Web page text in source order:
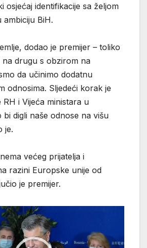
osjećaj identifikacije sa željom
BiH.
dodao je premijer – toliko
na drugu s obzirom na
da učinimo dodatnu
odnosima. Sljedeći korak je
RH i Vijeća ministara u
digli naše odnose na višu
je.
većeg prijatelja i
razini Europske unije od
je premijer.